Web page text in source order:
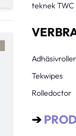
teknek TWC
Tekwipes
Rolledoctor
➔